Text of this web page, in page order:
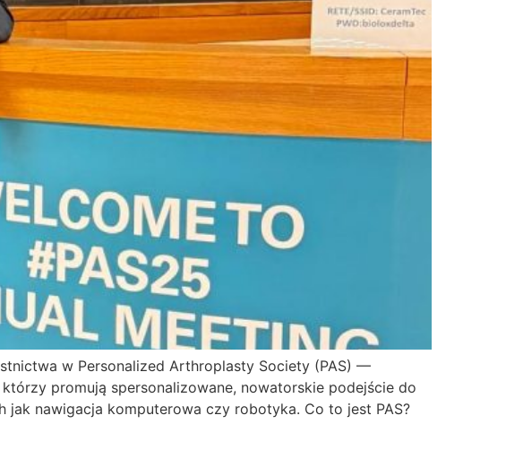
w Personalized Arthroplasty Society (PAS) —
promują spersonalizowane, nowatorskie podejście do
nawigacja komputerowa czy robotyka. Co to jest PAS?